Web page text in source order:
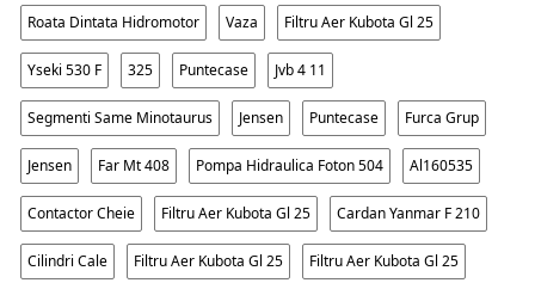
Roata Dintata Hidromotor Vaza Filtru Aer Kubota Gl 25
Yseki 530 F 325 Puntecase Jvb 4 11
Segmenti Same Minotaurus Jensen Puntecase Furca Grup
Jensen Far Mt 408 Pompa Hidraulica Foton 504 Al160535
Contactor Cheie Filtru Aer Kubota Gl 25 Cardan Yanmar F 210
Cilindri Cale Filtru Aer Kubota Gl 25 Filtru Aer Kubota Gl 25